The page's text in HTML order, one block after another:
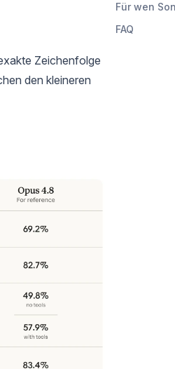
Zeichenfolge
den kleineren
Für wen
FAQ